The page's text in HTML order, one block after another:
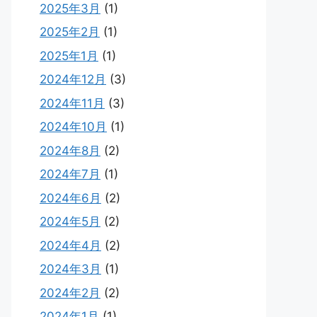
2025年3月 (1)
2025年2月 (1)
2025年1月 (1)
2024年12月 (3)
2024年11月 (3)
2024年10月 (1)
2024年8月 (2)
2024年7月 (1)
2024年6月 (2)
2024年5月 (2)
2024年4月 (2)
2024年3月 (1)
2024年2月 (2)